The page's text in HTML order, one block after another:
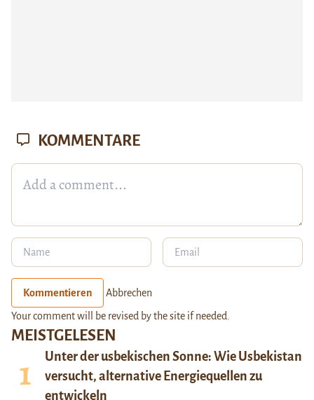
MEISTGELESEN
Unter der usbekischen Sonne: Wie Usbekistan
versucht, alternative Energiequellen zu
entwickeln
KOMMENTARE
Kommentieren Abbrechen
Your comment will be revised by the site if needed.